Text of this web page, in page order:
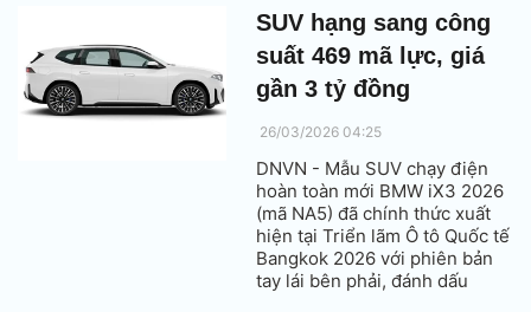
SUV hạng sang công
suất 469 mã lực, giá
gần 3 tỷ đồng
26/03/2026 04:25
DNVN - Mẫu SUV chạy điện
hoàn toàn mới BMW iX3 2026
(mã NA5) đã chính thức xuất
hiện tại Triển lãm Ô tô Quốc tế
Bangkok 2026 với phiên bản
tay lái bên phải, đánh dấu